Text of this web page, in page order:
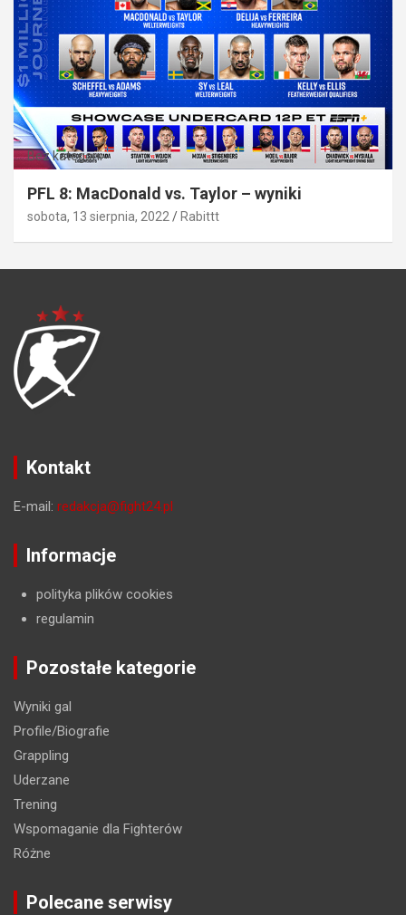
Bez kategorii
PFL 8: MacDonald vs. Taylor – wyniki
sobota, 13 sierpnia, 2022 Rabittt
Kontakt
E-mail: redakcja@fight24.pl
Informacje
polityka plików cookies
regulamin
Pozostałe kategorie
Wyniki gal
Profile/Biografie
Grappling
Uderzane
Trening
Wspomaganie dla Fighterów
Różne
Polecane serwisy